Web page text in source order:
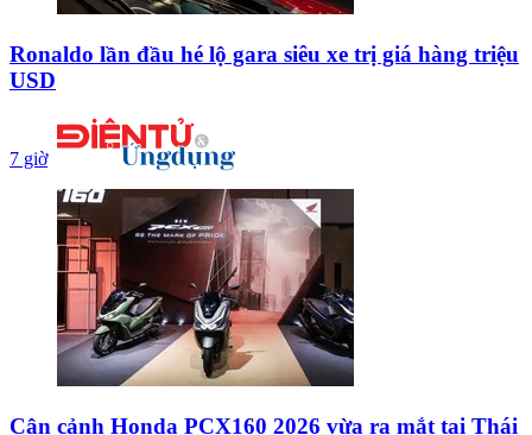
Ronaldo lần đầu hé lộ gara siêu xe trị giá hàng triệu
USD
7 giờ
Cận cảnh Honda PCX160 2026 vừa ra mắt tại Thái